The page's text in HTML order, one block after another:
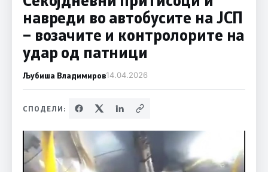
навреди во автобусите на ЈСП
– возачите и контролорите на
удар од патници
Љубиша Владимиров14.04.2026
СПОДЕЛИ: